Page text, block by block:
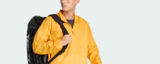
umělou inteligencí